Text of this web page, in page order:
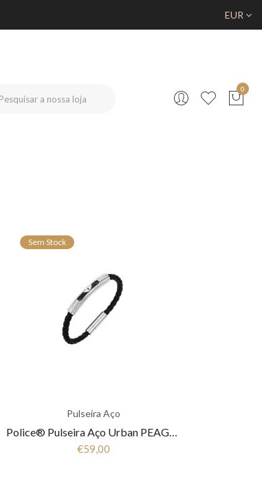
EUR
0
Sem Stock
Pulseira Aço
Police® Pulseira Aço Urban PEAGB0001102
€59,00